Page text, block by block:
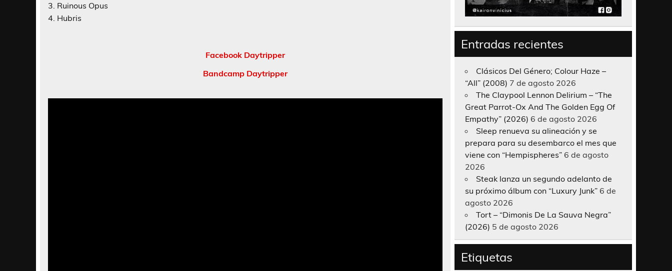
3. Ruinous Opus
4. Hubris
Facebook Daytripper
Bandcamp Daytripper
Entradas recientes
Clásicos Del Género; Colour Haze –
“All” (2008) 7 de agosto 2026
The Claypool Lennon Delirium – “The
Great Parrot-Ox And The Golden Egg Of
Empathy” (2026) 6 de agosto 2026
Sleep renueva su alineación y se
prepara para su desembarco el mes que
viene con “Hempispheres” 6 de agosto
2026
Steak lanza un segundo adelanto de
su próximo álbum con “Luxury Junk” 6 de
agosto 2026
Tort – “Dimonis De La Sauva Negra”
(2026) 5 de agosto 2026
Etiquetas